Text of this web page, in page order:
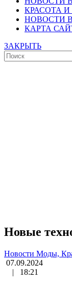
КРАСОТА
НОВОСТИ
КАРТА
ЗАКРЫТЬ
Новые
Новости Моды,
07.09.2024
|
18:21